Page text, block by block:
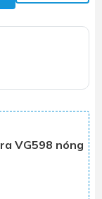
VG598 nóng